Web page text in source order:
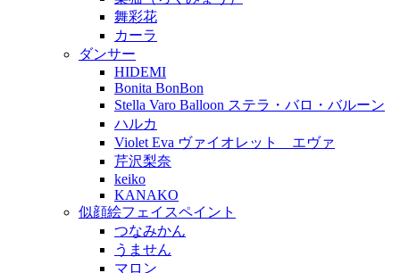
舞彩花
カーラ
ダンサー
HIDEMI
Bonita BonBon
Stella Varo Balloon ステラ・バロ・バルーン
ハルカ
Violet Eva ヴァイオレット エヴァ
芹沢梨奈
keiko
KANAKO
似顔絵フェイスペイント
つなみかん
うません
マロン